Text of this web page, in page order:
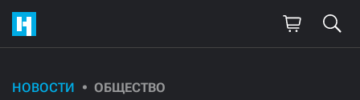
НОВОСТИ ОБЩЕСТВО